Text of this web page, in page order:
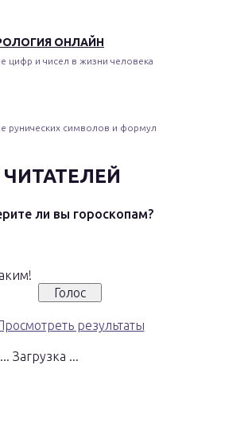
ОНЛАЙН
цифр и чисел в жизни человека
рунических символов и формул
ли вы гороскопам?
результаты
Загрузка ...